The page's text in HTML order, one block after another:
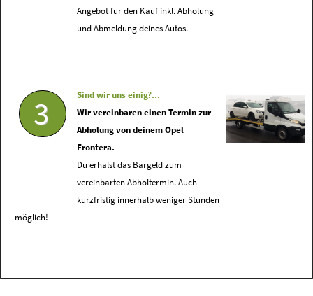
Angebot für den Kauf inkl. Abholung
und Abmeldung deines Autos.
3
Sind wir uns einig?...
Wir vereinbaren einen Termin zur
Abholung von deinem Opel
Frontera.
Du erhälst das Bargeld zum
vereinbarten Abholtermin. Auch
kurzfristig innerhalb weniger Stunden
möglich!